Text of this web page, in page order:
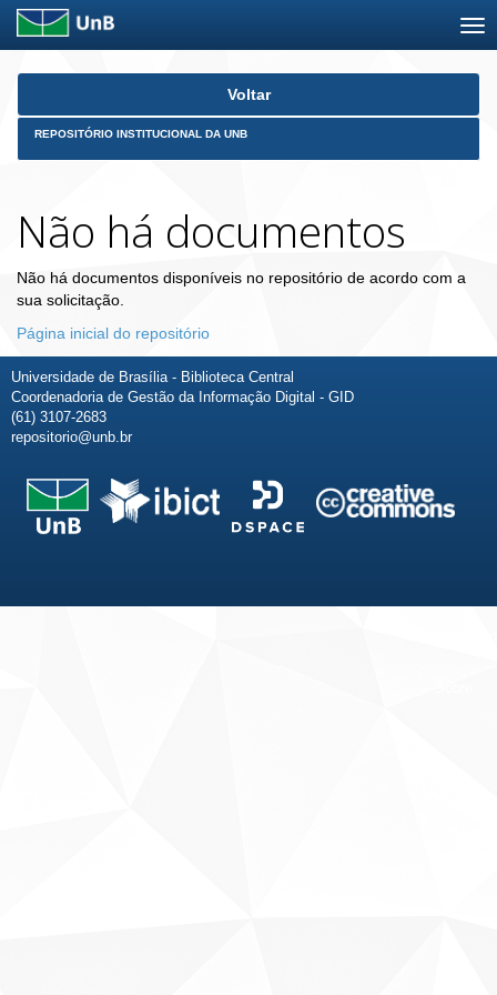
Skip
Voltar
REPOSITÓRIO INSTITUCIONAL DA UNB
Não há documentos
Não há documentos disponíveis no repositório de acordo com a
sua solicitação.
Página inicial do repositório
Universidade de Brasília - Biblioteca Central
Coordenadoria de Gestão da Informação Digital - GID
(61) 3107-2683
repositorio@unb.br